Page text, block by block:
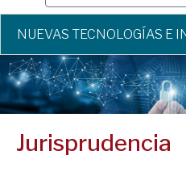
NUEVAS TECNOLOGÍAS E
Jurisprudencia